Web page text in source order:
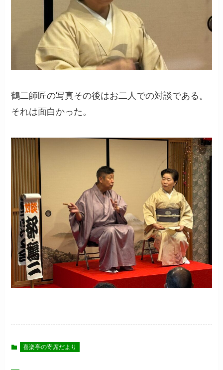
鶴二師匠の写真その後はお二人での対談である。
それは面白かった。
喜楽亭の寄席だより